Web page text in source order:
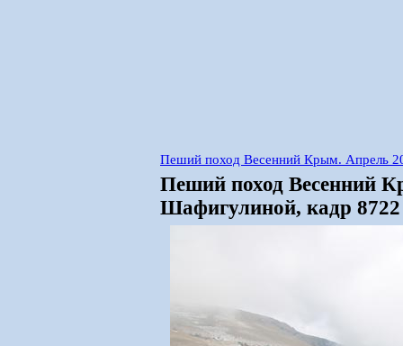
Пеший поход Весенний Крым. Апрель
Пеший поход Весенний
Шафигулиной, кадр 8722